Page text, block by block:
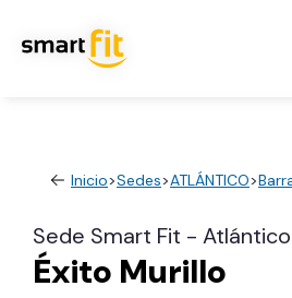
Inicio>Sedes>ATLÁNTICO>
Sede Smart Fit -
Éxito Murillo